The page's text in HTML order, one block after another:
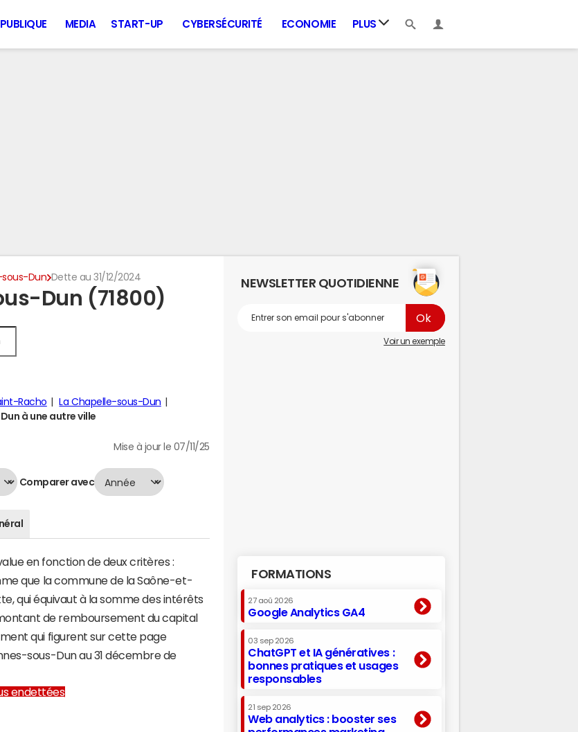
MEDIA START-UP CYBERSÉCURITÉ ECONOMIE PLUS
Dun Dette au 31/12/2024
Dun (71800)
Racho
La Chapelle-sous-Dun
à une autre ville
Mise à jour le 07/11/25
Comparer avec
en fonction de deux critères :
que la commune de la Saône-et-
qui équivaut à la somme des intérêts
de remboursement du capital
qui figurent sur cette page
sous-Dun au 31 décembre de
endettées
NEWSLETTER QUOTIDIENNE
Voir un exemple
FORMATIONS
27 aoû 2026
Google Analytics GA4
03 sep 2026
ChatGPT et IA génératives :
bonnes pratiques et usages
responsables
21 sep 2026
Web analytics : booster ses